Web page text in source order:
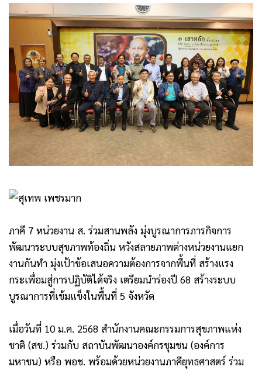
ภาคี 7 หน่วยงาน ส. ร่วมสานพลัง มุ่งบูรณาการภารกิจการ
พัฒนาระบบสุขภาพท้องถิ่น หวังสลายภาพต่างหน่วยงานแยก
งานกันทำ มุ่งเป้าข้อเสนอความต้องการจากพื้นที่ สร้างแรง
กระเพื่อมสู่การปฏิบัติได้จริง เตรียมนำร่องปี 68 สร้างระบบ
บูรณาการที่เข้มแข็งในพื้นที่ 5 จังหวัด
เมื่อวันที่ 10 ม.ค. 2568 สำนักงานคณะกรรมการสุขภาพแห่ง
ชาติ (สช.) ร่วมกับ สถาบันพัฒนาองค์กรชุมชน (องค์การ
มหาชน) หรือ พอช. พร้อมด้วยหน่วยงานภาคียุทธศาสตร์ ร่วม